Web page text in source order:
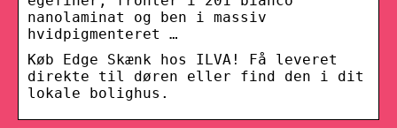
nanolaminat og ben i massiv
hvidpigmenteret …
Køb Edge Skænk hos ILVA! Få leveret
direkte til døren eller find den i dit
lokale bolighus.